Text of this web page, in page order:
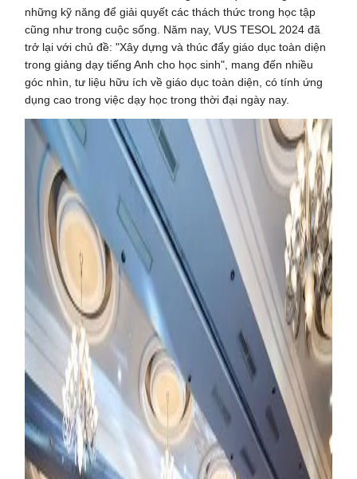
những kỹ năng để giải quyết các thách thức trong học tập
cũng như trong cuộc sống. Năm nay, VUS TESOL 2024 đã
trở lại với chủ đề: "Xây dựng và thúc đẩy giáo dục toàn diện
trong giảng dạy tiếng Anh cho học sinh", mang đến nhiều
góc nhìn, tư liệu hữu ích về giáo dục toàn diện, có tính ứng
dụng cao trong việc dạy học trong thời đại ngày nay.